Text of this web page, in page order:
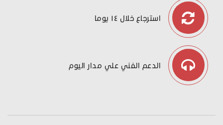
استرجاع خلال ١٤ يوما
الدعم الفني علي مدار اليوم